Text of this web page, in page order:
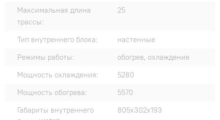
Максимальная длина
трассы:
25
Тип внутреннего блока:
настенные
Режимы работы:
обогрев, охлаждение
Мощность охлаждения:
5280
Мощность обогрева:
5570
Габариты внутреннего
805x302x193